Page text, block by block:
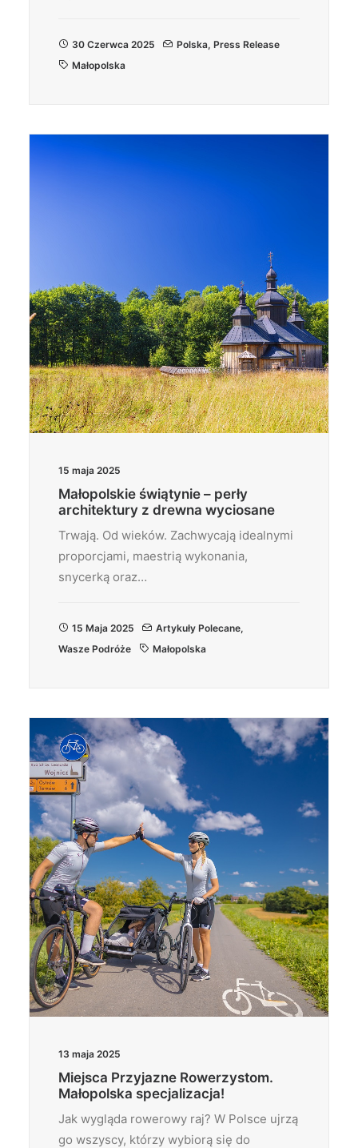
30 Czerwca 2025 Polska, Press Release
Małopolska
15 maja 2025
Małopolskie świątynie – perły
architektury z drewna wyciosane
Trwają. Od wieków. Zachwycają idealnymi
proporcjami, maestrią wykonania,
snycerką oraz…
15 Maja 2025 Artykuły Polecane,
Wasze Podróże
Małopolska
13 maja 2025
Miejsca Przyjazne Rowerzystom.
Małopolska specjalizacja!
Jak wygląda rowerowy raj? W Polsce ujrzą
go wszyscy, którzy wybiorą się do